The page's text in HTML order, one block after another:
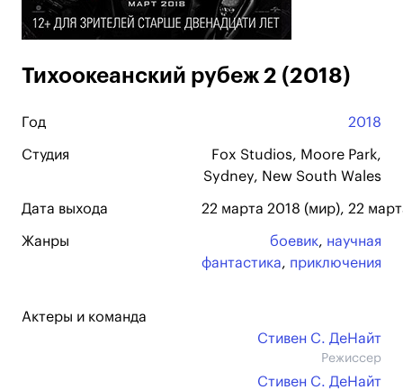
Тихоокеанский рубеж 2 (2018)
Год 2018
Студия
Fox Studios, Moore Park,
Sydney, New South Wales
Дата выхода 22 марта 2018 (мир), 22
Жанры боевик, научная
фантастика, приключения
Актеры и команда
Стивен С. ДеНайт
Режиссер
Стивен С. ДеНайт